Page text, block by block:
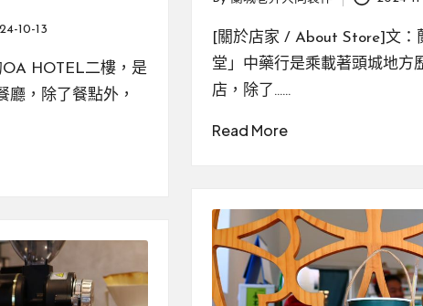
Posted
by
[關於店家 / About Store]文：
堂」中藥行是乘載著頭城地方
店，除了……
Read More
10-13
HOTEL二樓，是
廳，除了餐點外，